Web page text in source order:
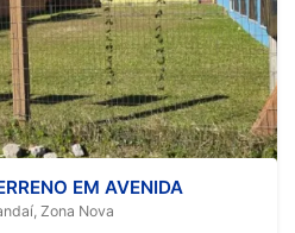
EM AVENIDA
Zona Nova